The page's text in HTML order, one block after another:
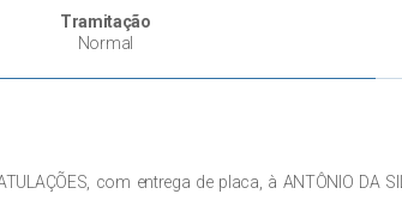
Tramitação
Normal
com entrega de placa, à ANTÔNIO DA